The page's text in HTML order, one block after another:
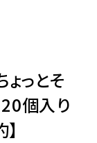
ょっとそ
個入り